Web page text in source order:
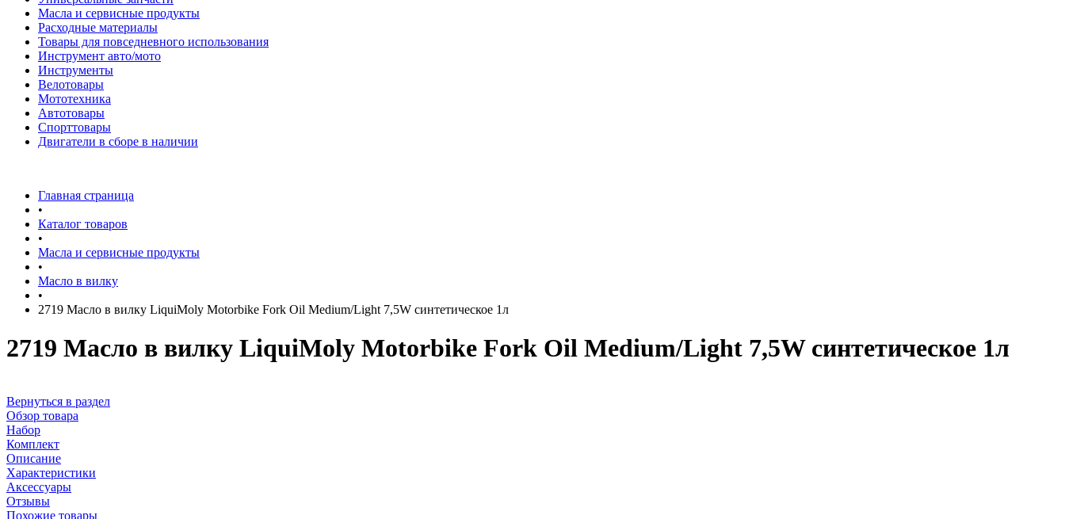
Масла и сервисные продукты
Расходные материалы
Товары для повседневного использования
Инструмент авто/мото
Инструменты
Велотовары
Мототехника
Автотовары
Спорттовары
Двигатели в сборе в наличии
Главная страница
•
Каталог товаров
•
Масла и сервисные продукты
•
Масло в вилку
•
2719 Масло в вилку LiquiMoly Motorbike Fork Oil Medium/Light 7,5W синтетическое 1л
2719 Масло в вилку LiquiMoly Motorbike Fork Oil Medium/Light 7,5W синтетическое 1л
Вернуться в раздел
Обзор товара
Набор
Комплект
Описание
Характеристики
Аксессуары
Отзывы
Похожие товары